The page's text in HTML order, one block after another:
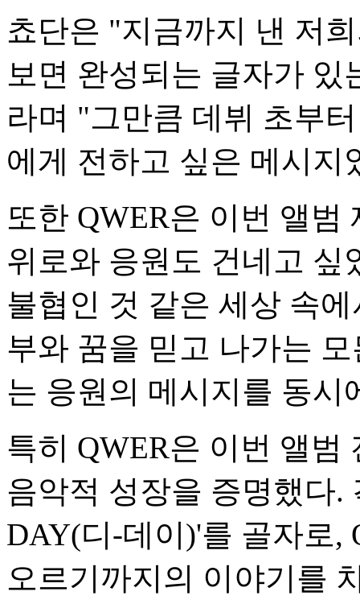
쵸단은 "지금까지 낸 저
보면 완성되는 글자가
라며 "그만큼 데뷔 초부
에게 전하고 싶은 메시지
또한 QWER은 이번 앨
위로와 응원도 건네고
불협인 것 같은 세상 속
부와 꿈을 믿고 나가는
는 응원의 메시지를 동시
특히 QWER은 이번 앨
음악적 성장을 증명했다.
DAY(디-데이)'를 골자로,
오르기까지의 이야기를